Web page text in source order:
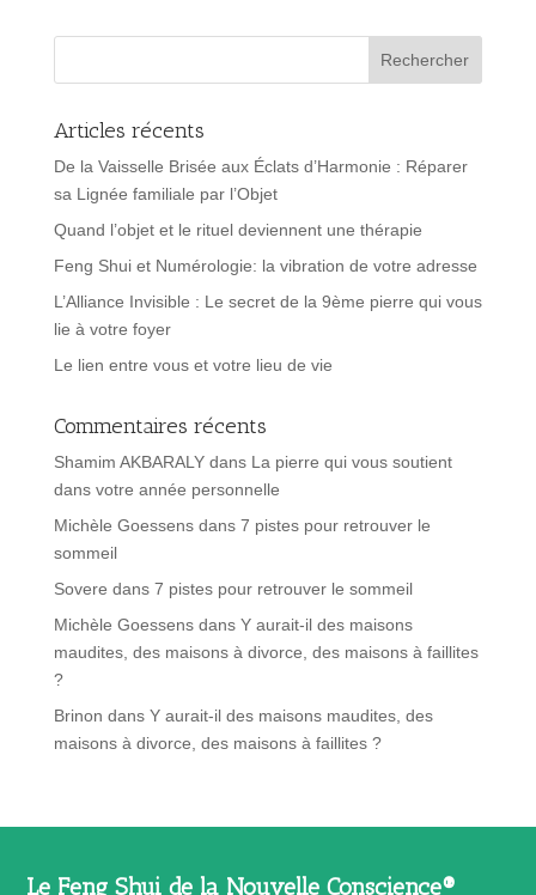
Articles récents
De la Vaisselle Brisée aux Éclats d’Harmonie : Réparer
sa Lignée familiale par l’Objet
Quand l’objet et le rituel deviennent une thérapie
Feng Shui et Numérologie: la vibration de votre adresse
L’Alliance Invisible : Le secret de la 9ème pierre qui vous
lie à votre foyer
Le lien entre vous et votre lieu de vie
Commentaires récents
Shamim AKBARALYdans La pierre qui vous soutient
dans votre année personnelle
Michèle Goessensdans 7 pistes pour retrouver le
sommeil
Sovere dans 7 pistes pour retrouver le sommeil
Michèle Goessensdans Y aurait-il des maisons
maudites, des maisons à divorce, des maisons à faillites
?
Brinon dans Y aurait-il des maisons maudites, des
maisons à divorce, des maisons à faillites ?
Le Feng Shui de la Nouvelle Conscience®